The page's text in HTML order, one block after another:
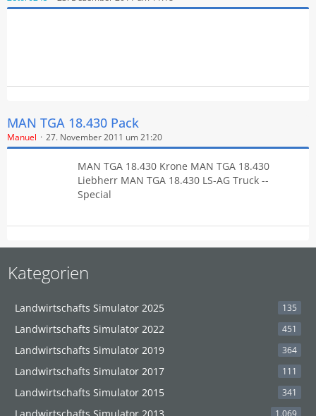
MAN TGA 18.430 Pack
Manuel 27. November 2011 um 21:20
MAN TGA 18.430 Krone MAN TGA 18.430
Liebherr MAN TGA 18.430 LS-AG Truck --
Special
Kategorien
Landwirtschafts Simulator 2025 135
Landwirtschafts Simulator 2022 451
Landwirtschafts Simulator 2019 364
Landwirtschafts Simulator 2017 111
Landwirtschafts Simulator 2015 341
1.069